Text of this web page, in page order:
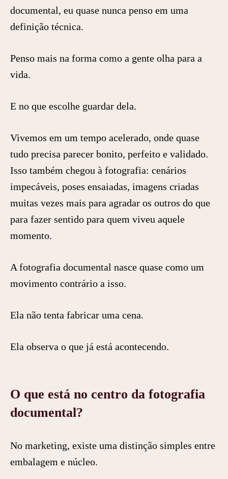
documental, eu quase nunca penso em uma
definição técnica.
Penso mais na forma como a gente olha para a
vida.
E no que escolhe guardar dela.
Vivemos em um tempo acelerado, onde quase
tudo precisa parecer bonito, perfeito e validado.
Isso também chegou à fotografia: cenários
impecáveis, poses ensaiadas, imagens criadas
muitas vezes mais para agradar os outros do que
para fazer sentido para quem viveu aquele
momento.
A fotografia documental nasce quase como um
movimento contrário a isso.
Ela não tenta fabricar uma cena.
Ela observa o que já está acontecendo.
O que está no centro da fotografia
documental?
No marketing, existe uma distinção simples entre
embalagem e núcleo.